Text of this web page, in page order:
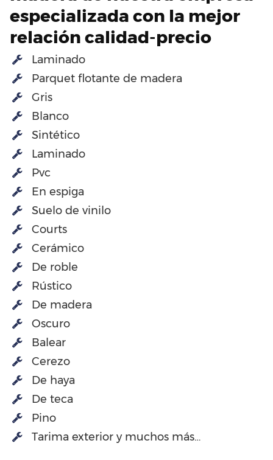
especializada con la mejor
relación calidad-precio
Laminado
Parquet flotante de madera
Gris
Blanco
Sintético
Laminado
Pvc
En espiga
Suelo de vinilo
Courts
Cerámico
De roble
Rústico
De madera
Oscuro
Balear
Cerezo
De haya
De teca
Pino
Tarima exterior y muchos más…